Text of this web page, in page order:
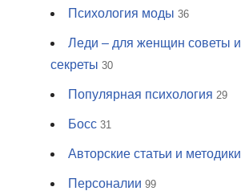
Психология моды 36
Леди – для женщин советы и
секреты 30
Популярная психология 29
Босс 31
Авторские статьи и методики
Персоналии 99